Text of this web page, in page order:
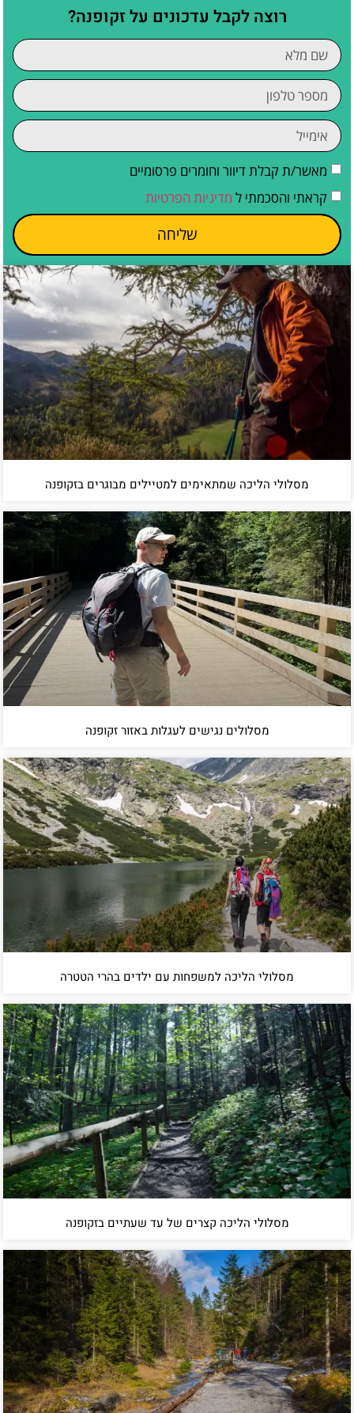
רוצה לקבל עדכונים על זקופנה?
מאשר/ת קבלת דיוור וחומרים פרסומיים
קראתי והסכמתי ל מדיניות הפרטיות
שליחה
מסלולי הליכה שמתאימים למטיילים מבוגרים בזקופנה
מסלולים נגישים לעגלות באזור זקופנה
מסלולי הליכה למשפחות עם ילדים בהרי הטטרה
מסלולי הליכה קצרים של עד שעתיים בזקופנה